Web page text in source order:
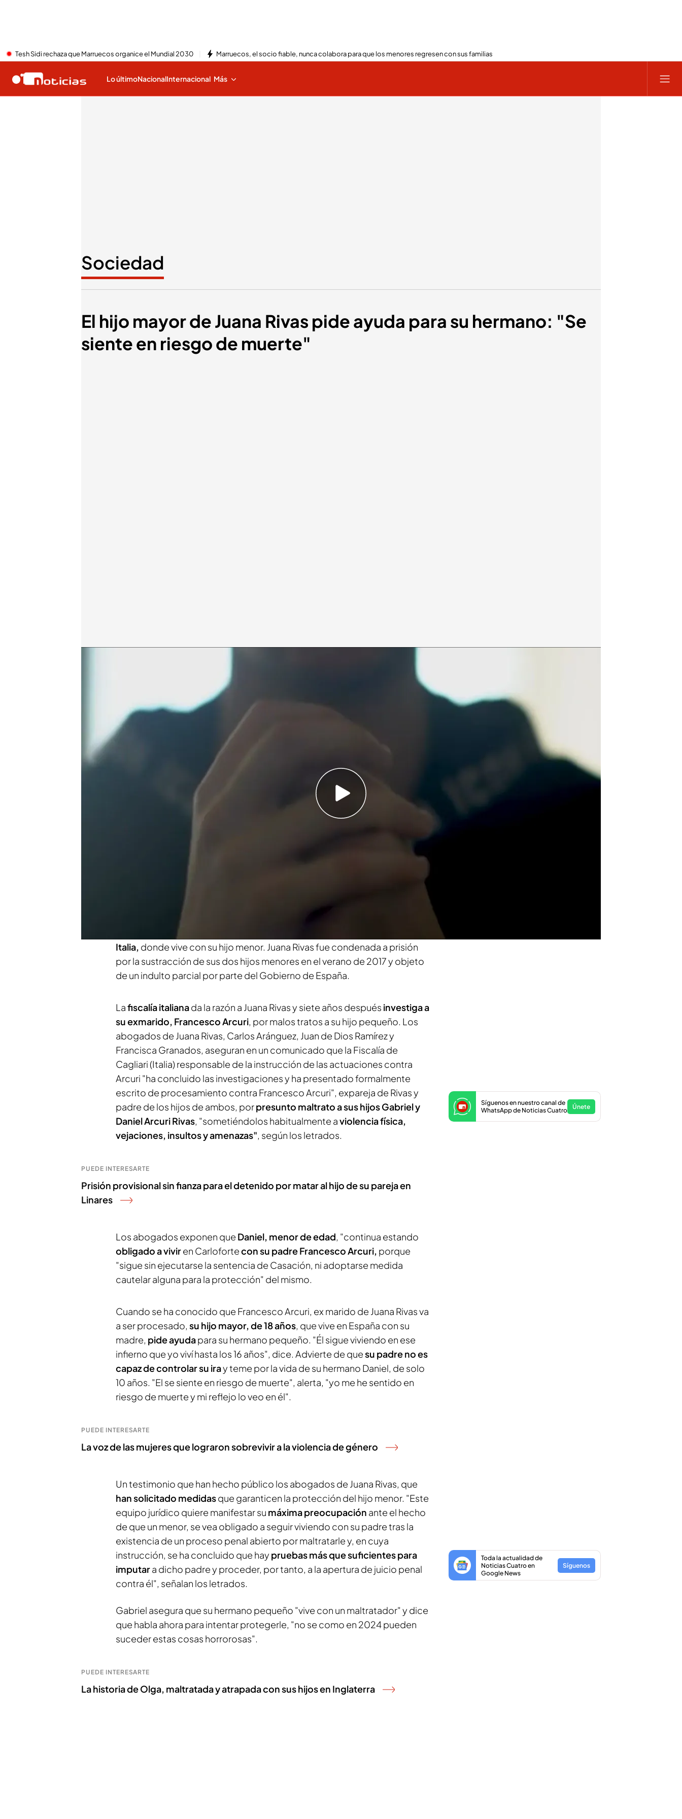
Tesh Sidi rechaza que Marruecos organice el Mundial 2030 Marruecos, el socio fiable, nunca colabora para que los menores regresen con sus familias
Lo últimoNacionalInternacional Más
Sociedad
El hijo mayor de Juana Rivas pide ayuda para su hermano: "Se
siente en riesgo de muerte"
Europa Press
Gabriel, de 18 años, asegura que su padre, Francesco Arcuri, "no es
capaz de controlar su impulsividad y su ira"
La fiscalía italiana investiga a Arcuri por presunto maltrato a sus hijos,
"sometiéndolos a violencia física, vejaciones, insultos y amenazas"
Caso de Juana Rivas: el Tribunal Supremo de Italia le da la razón y
ordena repetir el juicio
Francesco Arcuri y asegura que está
en peligro, "se siente en riesgo de muerte". Segúninforman Ana Martín y
Ana García Quesada
Italia, donde vive con su hijo menor. Juana Rivas fue condenada a prisión
por la sustracción de sus dos hijos menores en el verano de 2017 y objeto
de un indulto parcial por parte del Gobierno de España.
Lafiscalía italianada la razón a Juana Rivas y siete años después investiga a
su exmarido, Francesco Arcuri, por malos tratos a su hijo pequeño. Los
abogados de Juana Rivas, Carlos Aránguez, Juan de Dios Ramírez y
Francisca Granados, aseguran en un comunicado que la Fiscalía de
Cagliari (Italia) responsable de la instrucción de las actuaciones contra
Arcuri "ha concluido las investigaciones y ha presentado formalmente
escrito de procesamiento contra Francesco Arcuri", expareja de Rivas y
padre de los hijos de ambos, porpresunto maltrato a sus hijos Gabriel y
Daniel Arcuri Rivas, "sometiéndolos habitualmente aviolencia física,
vejaciones, insultos y amenazas", según los letrados.
PUEDE INTERESARTE
Prisión provisional sin fianza para el detenido por matar al hijo de su pareja en
Linares
Los abogados exponen que Daniel, menor de edad, "continua estando
obligado a viviren Carlofortecon su padre Francesco Arcuri, porque
"sigue sin ejecutarse la sentencia de Casación, ni adoptarse medida
cautelar alguna para la protección" del mismo.
Cuando se ha conocido que Francesco Arcuri, ex marido de Juana Rivas va
a ser procesado, su hijo mayor, de 18 años, que vive en España con su
madre, pide ayudapara su hermano pequeño. "Él sigue viviendo en ese
infierno que yo viví hasta los 16 años", dice. Advierte de quesu padre no es
capaz de controlar su iray teme por la vida de su hermano Daniel, de solo
10 años. "El se siente en riesgo de muerte", alerta, "yo me he sentido en
riesgo de muerte y mi reflejo lo veo en él".
PUEDE INTERESARTE
La voz de las mujeres que lograron sobrevivir a la violencia de género
Un testimonio que han hecho público los abogados de Juana Rivas, que
han solicitado medidasque garanticen la protección del hijo menor. "Este
equipo jurídico quiere manifestar su máxima preocupación ante el hecho
de que un menor, se vea obligado a seguir viviendo con su padre tras la
existencia de un proceso penal abierto por maltratarle y, en cuya
instrucción, se ha concluido que hay pruebas más que suficientes para
imputara dicho padre y proceder, por tanto, a la apertura de juicio penal
contra él", señalan los letrados.
Síguenos en nuestro canal de
WhatsApp de Noticias Cuatro
Únete
Gabriel asegura que su hermano pequeño "vive con un maltratador" y dice
que habla ahora para intentar protegerle, "no se como en 2024 pueden
suceder estas cosas horrorosas".
PUEDE INTERESARTE
La historia de Olga, maltratada y atrapada con sus hijos en Inglaterra
Toda la actualidad de
Noticias Cuatro en
Google News
Síguenos